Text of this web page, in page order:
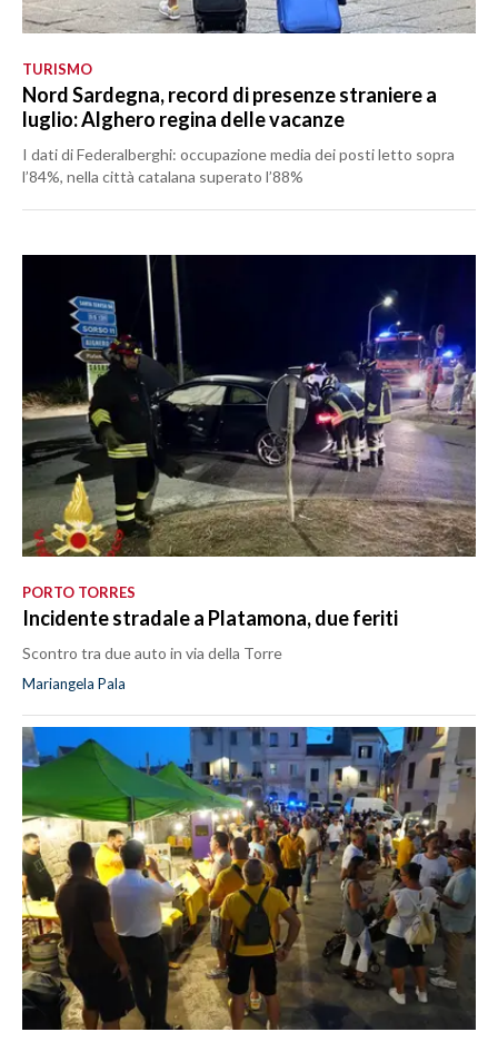
TURISMO
Nord Sardegna, record di presenze straniere a
luglio: Alghero regina delle vacanze
I dati di Federalberghi: occupazione media dei posti letto sopra
l’84%, nella città catalana superato l’88%
PORTO TORRES
Incidente stradale a Platamona, due feriti
Scontro tra due auto in via della Torre
Mariangela Pala